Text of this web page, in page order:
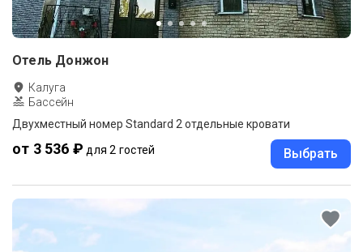
Отель Донжон
Калуга
Бассейн
Двухместный номер Standard 2 отдельные кровати
от 3 536 ₽ для 2 гостей Выбрать